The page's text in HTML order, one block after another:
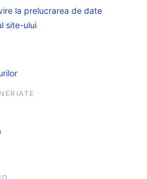
la prelucrarea de date
site-ului